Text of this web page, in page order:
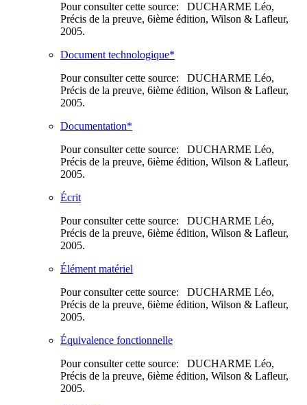
Pour consulter cette source: DUCHARME Léo,
Précis de la preuve, 6ième édition, Wilson & Lafleur,
2005.
Document technologique*
Pour consulter cette source: DUCHARME Léo,
Précis de la preuve, 6ième édition, Wilson & Lafleur,
2005.
Documentation*
Pour consulter cette source: DUCHARME Léo,
Précis de la preuve, 6ième édition, Wilson & Lafleur,
2005.
Écrit
Pour consulter cette source: DUCHARME Léo,
Précis de la preuve, 6ième édition, Wilson & Lafleur,
2005.
Élément matériel
Pour consulter cette source: DUCHARME Léo,
Précis de la preuve, 6ième édition, Wilson & Lafleur,
2005.
Équivalence fonctionnelle
Pour consulter cette source: DUCHARME Léo,
Précis de la preuve, 6ième édition, Wilson & Lafleur,
2005.